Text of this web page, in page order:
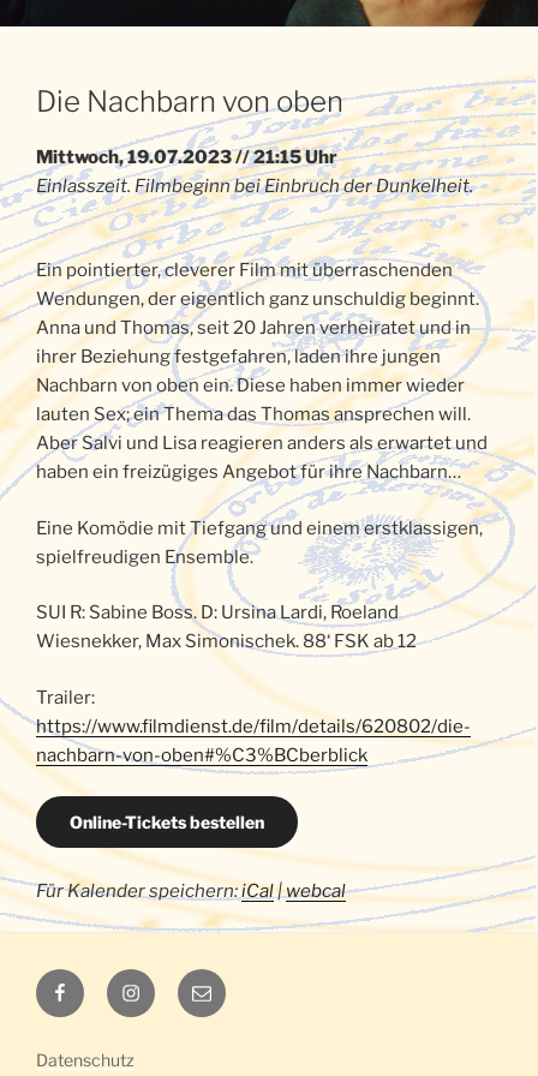
Die Nachbarn von oben
Mittwoch, 19.07.2023 // 21:15 Uhr
Einlasszeit. Filmbeginn bei Einbruch der Dunkelheit.
Ein pointierter, cleverer Film mit überraschenden
Wendungen, der eigentlich ganz unschuldig beginnt.
Anna und Thomas, seit 20 Jahren verheiratet und in
ihrer Beziehung festgefahren, laden ihre jungen
Nachbarn von oben ein. Diese haben immer wieder
lauten Sex; ein Thema das Thomas ansprechen will.
Aber Salvi und Lisa reagieren anders als erwartet und
haben ein freizügiges Angebot für ihre Nachbarn…
Eine Komödie mit Tiefgang und einem erstklassigen,
spielfreudigen Ensemble.
SUI R: Sabine Boss. D: Ursina Lardi, Roeland
Wiesnekker, Max Simonischek. 88‘ FSK ab 12
Trailer:
https://www.filmdienst.de/film/details/620802/die-
nachbarn-von-oben#%C3%BCberblick
Online-Tickets bestellen
Für Kalender speichern:iCal|webcal
Luna
auf
Luna
auf
E-
Mail
Datenschutz